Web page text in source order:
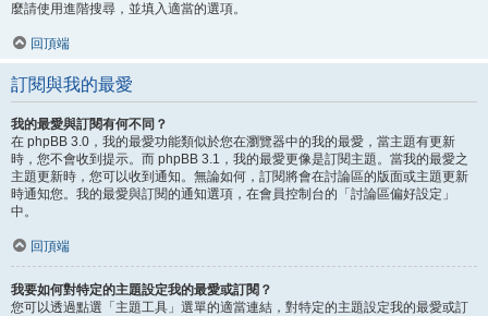
麼請使用進階搜尋，並填入適當的選項。
回頂端
訂閱與我的最愛
我的最愛與訂閱有何不同？
在 phpBB 3.0，我的最愛功能類似於您在瀏覽器中的我的最愛，當主題有更新
時，您不會收到提示。而 phpBB 3.1，我的最愛更像是訂閱主題。當我的最愛之
主題更新時，您可以收到通知。無論如何，訂閱將會在討論區的版面或主題更新
時通知您。我的最愛與訂閱的通知選項，在會員控制台的「討論區偏好設定」
中。
回頂端
我要如何對特定的主題設定我的最愛或訂閱？
您可以透過點選「主題工具」選單的適當連結，對特定的主題設定我的最愛或訂